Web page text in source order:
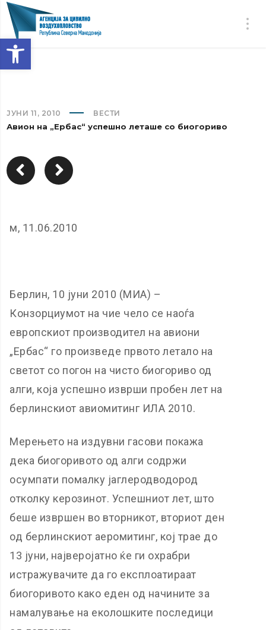
Open toolbar
ЈУНИ 11, 2010 ВЕСТИ
Авион на „Ербас“ успешно леташе со биогориво
м, 11.06.2010
Берлин, 10 јуни 2010 (МИА) –
Конзорциумот на чие чело се наоѓа
европскиот производител на авиони
„Ербас“ го произведе првото летало на
светот со погон на чисто биогориво од
алги, која успешно изврши пробен лет на
берлинскиот авиомитинг ИЛА 2010.
Мерењето на издувни гасови покажа
дека биогоривото од алги содржи
осумпати помалку јаглеродводород
отколку керозинот. Успешниот лет, што
беше извршен во вторникот, вториот ден
од берлинскиот аеромитинг, кој трае до
13 јуни, најверојатно ќе ги охрабри
истражувачите да го експлоатираат
биогоривото како еден од начините за
намалување на еколошките последици